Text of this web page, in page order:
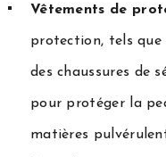
Vêtements de
protection, tels que
des chaussures de
pour protéger la
matières